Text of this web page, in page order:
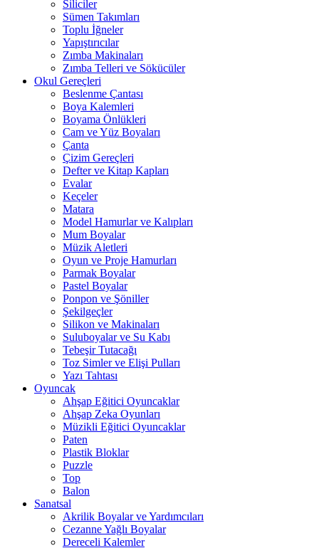
Siliciler
Sümen Takımları
Toplu İğneler
Yapıştırıcılar
Zımba Makinaları
Zımba Telleri ve Sökücüler
Okul Gereçleri
Beslenme Çantası
Boya Kalemleri
Boyama Önlükleri
Cam ve Yüz Boyaları
Çanta
Çizim Gereçleri
Defter ve Kitap Kapları
Evalar
Keçeler
Matara
Model Hamurlar ve Kalıpları
Mum Boyalar
Müzik Aletleri
Oyun ve Proje Hamurları
Parmak Boyalar
Pastel Boyalar
Ponpon ve Şöniller
Şekilgeçler
Silikon ve Makinaları
Suluboyalar ve Su Kabı
Tebeşir Tutacağı
Toz Simler ve Elişi Pulları
Yazı Tahtası
Oyuncak
Ahşap Eğitici Oyuncaklar
Ahşap Zeka Oyunları
Müzikli Eğitici Oyuncaklar
Paten
Plastik Bloklar
Puzzle
Top
Balon
Sanatsal
Akrilik Boyalar ve Yardımcıları
Cezanne Yağlı Boyalar
Dereceli Kalemler